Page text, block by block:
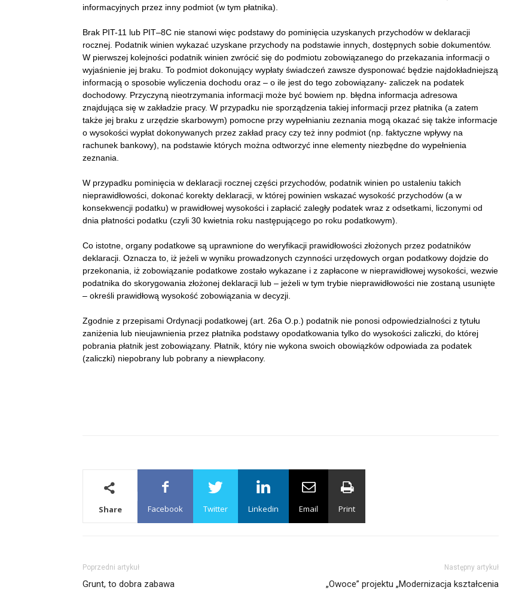
informacyjnych przez inny podmiot (w tym płatnika).
Brak PIT-11 lub PIT–8C nie stanowi więc podstawy do pominięcia uzyskanych przychodów w deklaracji
rocznej. Podatnik winien wykazać uzyskane przychody na podstawie innych, dostępnych sobie dokumentów.
W pierwszej kolejności podatnik winien zwrócić się do podmiotu zobowiązanego do przekazania informacji o
wyjaśnienie jej braku. To podmiot dokonujący wypłaty świadczeń zawsze dysponować będzie najdokładniejszą
informacją o sposobie wyliczenia dochodu oraz – o ile jest do tego zobowiązany- zaliczek na podatek
dochodowy. Przyczyną nieotrzymania informacji może być bowiem np. błędna informacja adresowa
znajdująca się w zakładzie pracy. W przypadku nie sporządzenia takiej informacji przez płatnika (a zatem
także jej braku z urzędzie skarbowym) pomocne przy wypełnianiu zeznania mogą okazać się także informacje
o wysokości wypłat dokonywanych przez zakład pracy czy też inny podmiot (np. faktyczne wpływy na
rachunek bankowy), na podstawie których można odtworzyć inne elementy niezbędne do wypełnienia
zeznania.
W przypadku pominięcia w deklaracji rocznej części przychodów, podatnik winien po ustaleniu takich
nieprawidłowości, dokonać korekty deklaracji, w której powinien wskazać wysokość przychodów (a w
konsekwencji podatku) w prawidłowej wysokości i zapłacić zaległy podatek wraz z odsetkami, liczonymi od
dnia płatności podatku (czyli 30 kwietnia roku następującego po roku podatkowym).
Co istotne, organy podatkowe są uprawnione do weryfikacji prawidłowości złożonych przez podatników
deklaracji. Oznacza to, iż jeżeli w wyniku prowadzonych czynności urzędowych organ podatkowy dojdzie do
przekonania, iż zobowiązanie podatkowe zostało wykazane i z zapłacone w nieprawidłowej wysokości, wezwie
podatnika do skorygowania złożonej deklaracji lub – jeżeli w tym trybie nieprawidłowości nie zostaną usunięte
– określi prawidłową wysokość zobowiązania w decyzji.
Zgodnie z przepisami Ordynacji podatkowej (art. 26a O.p.) podatnik nie ponosi odpowiedzialności z tytułu
zaniżenia lub nieujawnienia przez płatnika podstawy opodatkowania tylko do wysokości zaliczki, do której
pobrania płatnik jest zobowiązany. Płatnik, który nie wykona swoich obowiązków odpowiada za podatek
(zaliczki) niepobrany lub pobrany a niewpłacony.
Share Facebook Twitter Linkedin Email Print
Poprzedni artykuł
Grunt, to dobra zabawa
Następny artykuł
„Owoce” projektu „Modernizacja kształcenia